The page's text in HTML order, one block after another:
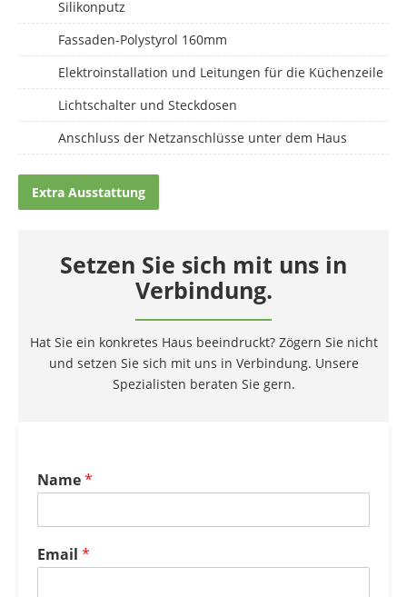
Silikonputz
Fassaden-Polystyrol 160mm
Elektroinstallation und Leitungen für die Küchenzeile
Lichtschalter und Steckdosen
Anschluss der Netzanschlüsse unter dem Haus
Extra Ausstattung
Setzen Sie sich mit uns in
Verbindung.
Hat Sie ein konkretes Haus beeindruckt? Zögern Sie nicht
und setzen Sie sich mit uns in Verbindung. Unsere
Spezialisten beraten Sie gern.
Name*
Email *